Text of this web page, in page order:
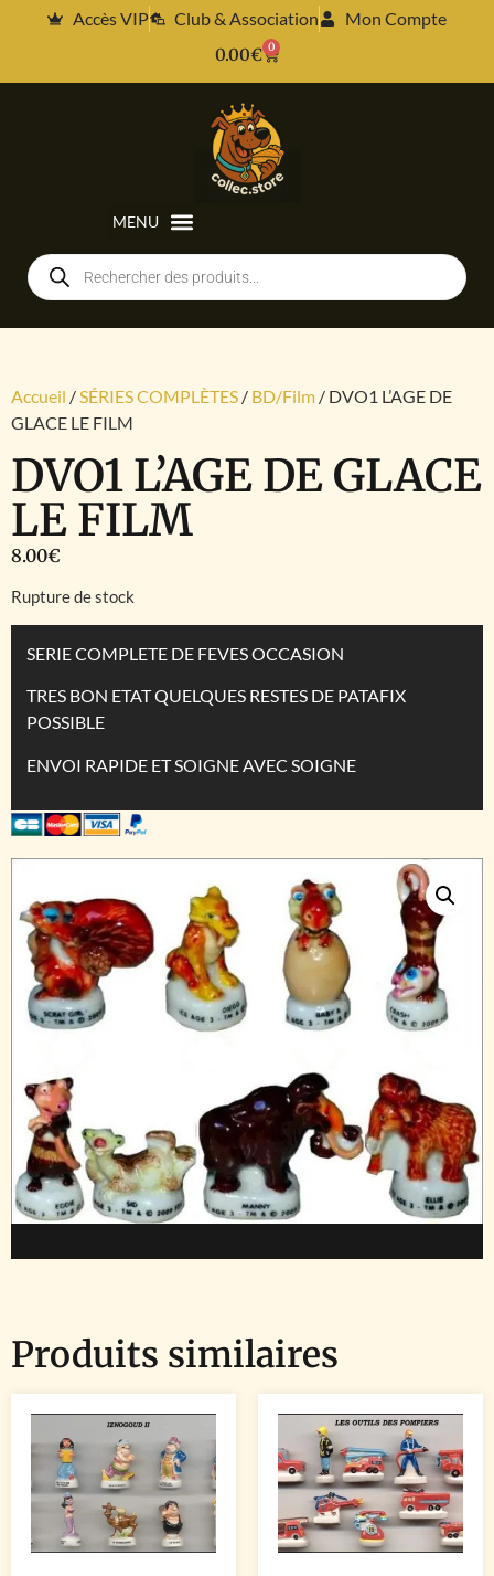
Accès VIP Club & Association
Mon Compte
0.00€ 0
Accueil /SÉRIES COMPLÈTES / BD/Film / DVO1 L’AGE DE
GLACE LE FILM
DVO1 L’AGE DE GLACE
LE FILM
8.00€
Rupture de stock
SERIE COMPLETE DE FEVES OCCASION
TRES BON ETAT QUELQUES RESTES DE PATAFIX
POSSIBLE
ENVOI RAPIDE ET SOIGNE AVEC SOIGNE
Produits similaires